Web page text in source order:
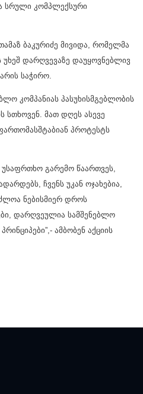
სრული კომპლექსური
ბაკურიძე მივიდა, რომელმა
დარღვევაზე დაუყოვნებლივ
საჭირო.
კომპანიას პასუხისმგებლობის
სთხოვენ. მათ დღეს ასევე
პროტესტს
უსაფრთხო გარემო წაართვეს,
ჩვენს უკან ოჯახებია,
ნებისმიერ დროს
დარღვეულია სამშენებლო
ამბობენ აქციის